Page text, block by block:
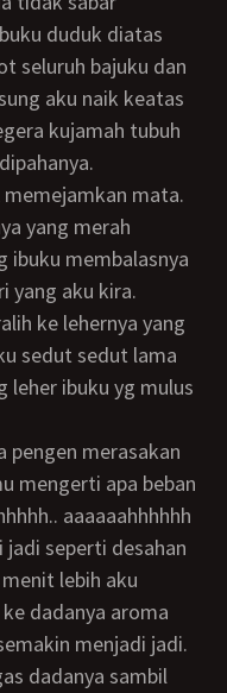
duduk diatas
seluruh bajuku dan
aku naik keatas
kujamah tubuh
memejamkan mata.
ibuku membalasnya
yang aku kira.
ke lehernya yang
sedut sedut lama
leher ibuku yg mulus
mengerti apa beban
aaaaaahhhhhh
jadi seperti desahan
lebih aku
dadanya aroma
menjadi jadi.